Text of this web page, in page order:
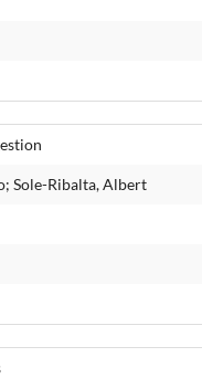
Sole-Ribalta, Albert